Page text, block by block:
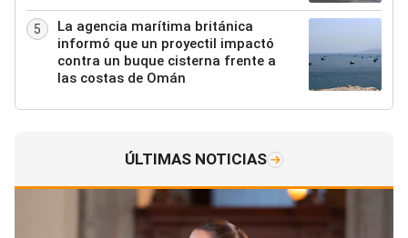
5
La agencia marítima británica
informó que un proyectil impactó
contra un buque cisterna frente a
las costas de Omán
ÚLTIMAS NOTICIAS